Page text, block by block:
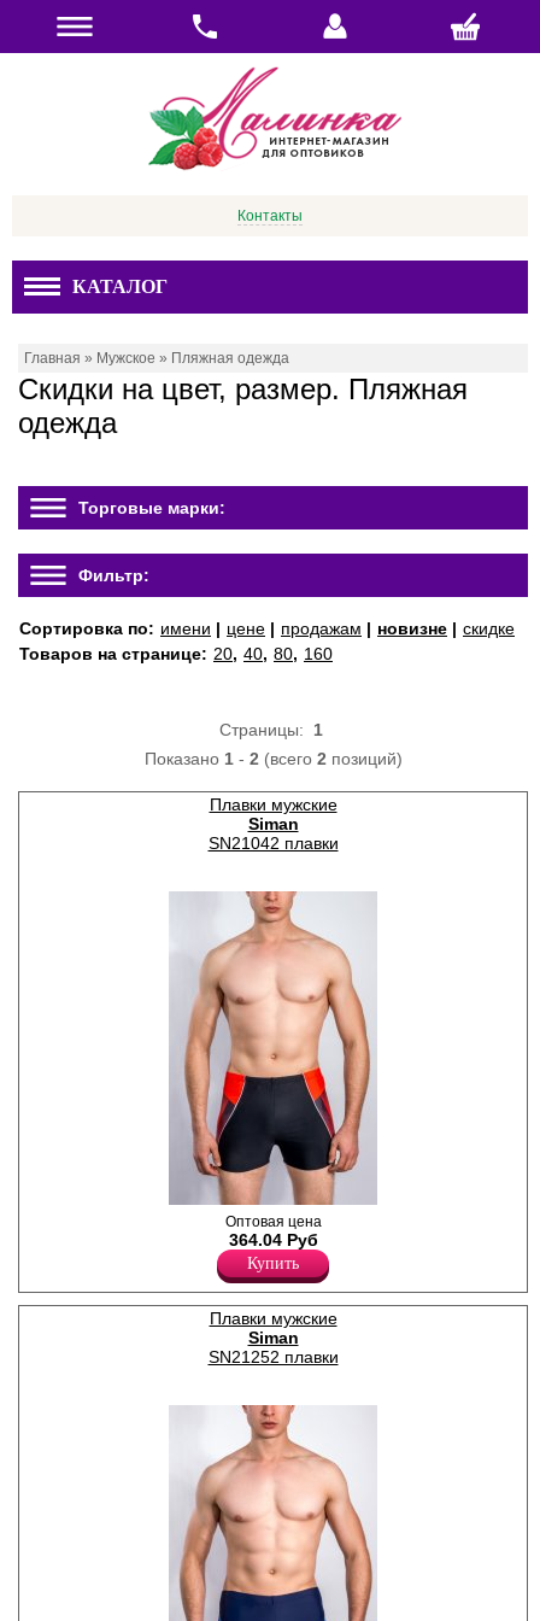
Контакты
КАТАЛОГ
Главная » Мужское » Пляжная одежда
Скидки на цвет, размер. Пляжная
одежда
Торговые марки:
Фильтр:
Сортировка по: имени | цене | продажам | новизне | скидке
Товаров на странице: 20, 40, 80, 160
Страницы: 1
Показано 1- 2 (всего 2 позиций)
Плавки мужские
Siman
SN21042 плавки
Плавки мужские со средней
линией талии,
геометрическим рисунком,
на завязках. Размеры: 2XL-
50, 3XL-52, 4XL-54, 5XL-56,
6XL-58.
Полиамид 80%
Эластан 20%
Оптовая цена
364.04 Руб
Купить
Плавки мужские
Siman
SN21252 плавки